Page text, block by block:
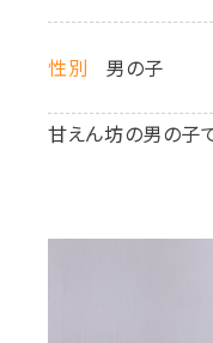
性別 男の子
甘えん坊の男の子